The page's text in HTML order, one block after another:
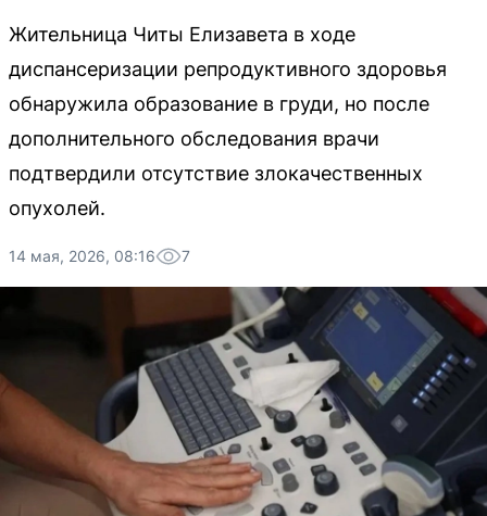
Жительница Читы Елизавета в ходе
диспансеризации репродуктивного здоровья
обнаружила образование в груди, но после
дополнительного обследования врачи
подтвердили отсутствие злокачественных
опухолей.
14 мая, 2026, 08:16 7